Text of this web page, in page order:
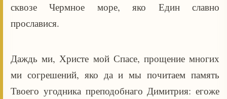
сквозе Чермное море, яко Един славно
прославися.
Даждь ми, Христе мой Спасе, прощение многих
ми согрешений, яко да и мы почитаем память
Твоего угодника преподобнаго Димитрия: егоже